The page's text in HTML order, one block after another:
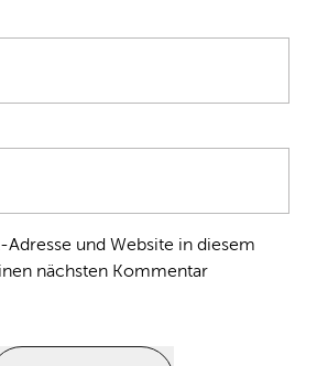
Adresse und Website in diesem
nächsten Kommentar